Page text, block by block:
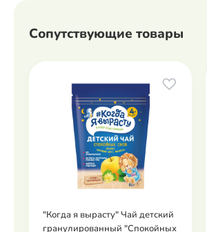
Сопутствующие товары
"Когда я вырасту" Чай детский
гранулированный "Спокойных